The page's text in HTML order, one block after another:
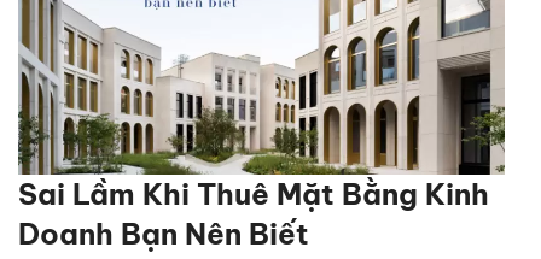
Sai Lầm Khi Thuê Mặt Bằng Kinh
Doanh Bạn Nên Biết